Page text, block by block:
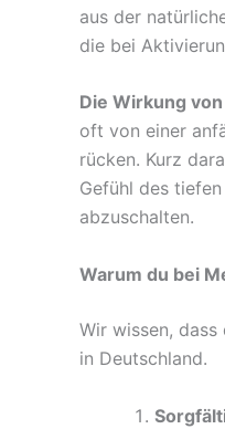
aus der
die bei
Die Wirkung von
oft von einer
rücken. Kurz
Gefühl des
abzuschalten.
Warum du bei
Wir wissen,
in Deutschland.